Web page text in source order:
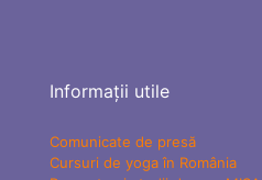
Informații utile
Comunicate de presă
Cursuri de yoga în România